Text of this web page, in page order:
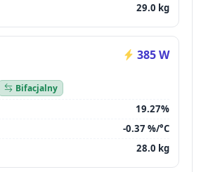
29.0 kg
385 W
Bifacjalny
19.27%
-0.37 %/°C
28.0 kg